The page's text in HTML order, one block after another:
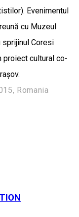
Evenimentul
cu Muzeul
sprijinul Coresi
proiect cultural co-
Romania